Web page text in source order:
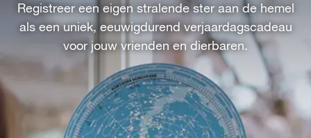
Registreer een eigen stralende ster aan de hemel
als een uniek, eeuwigdurend verjaardagscadeau
voor jouw vrienden en dierbaren.